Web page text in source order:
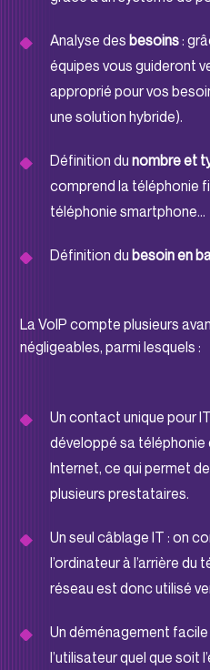
Analyse desbesoins :
équipes vous guideront
approprié pour vos
une solution hybride).
Définition dunombre et
comprend la téléphonie
téléphonie smartphone…
Définition dubesoin en
La VoIP compte plusieurs
négligeables, parmi lesquels :
Un contact unique pour
développé sa téléphonie
Internet, ce qui permet
plusieurs prestataires.
Un seul câblage IT : on
l’ordinateur à l’arrière du
réseau est donc utilisé
Un déménagement
l’utilisateur quel que soit